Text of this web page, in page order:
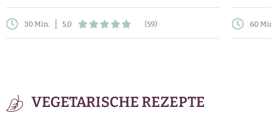
30 Min. 5,0 (59) 60
VEGETARISCHE REZEPTE